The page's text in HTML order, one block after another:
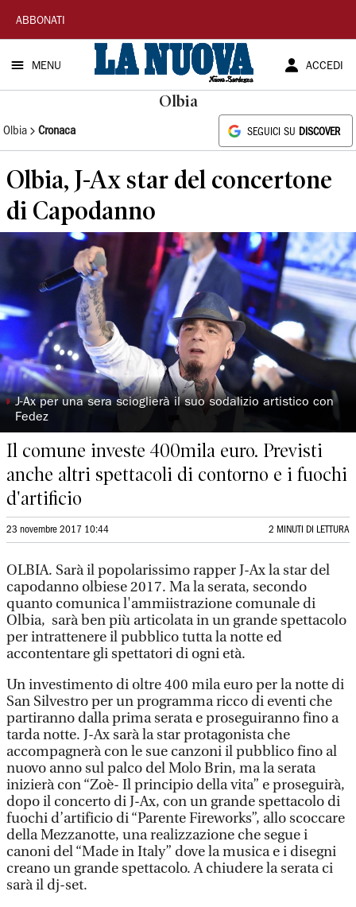
La
Nuova
Sardegna
ABBONATI
MENU ACCEDI
Olbia
Olbia Cronaca SEGUICI SU DISCOVER
Olbia, J-Ax star del concertone
di Capodanno
◗J-Ax per una sera scioglierà il suo sodalizio artistico con
Fedez
Il comune investe 400mila euro. Previsti
anche altri spettacoli di contorno e i fuochi
d'artificio
23 novembre 2017 10:44 2 MINUTI DI LETTURA
OLBIA. Sarà il popolarissimo rapper J-Ax la star del
capodanno olbiese 2017. Ma la serata, secondo
quanto comunica l'ammiistrazione comunale di
Olbia, sarà ben più articolata in un grande spettacolo
per intrattenere il pubblico tutta la notte ed
accontentare gli spettatori di ogni età.
Un investimento di oltre 400 mila euro per la notte di
San Silvestro per un programma ricco di eventi che
partiranno dalla prima serata e proseguiranno fino a
tarda notte. J-Ax sarà la star protagonista che
accompagnerà con le sue canzoni il pubblico fino al
nuovo anno sul palco del Molo Brin, ma la serata
inizierà con “Zoè- Il principio della vita” e proseguirà,
dopo il concerto di J-Ax, con un grande spettacolo di
fuochi d’artificio di “Parente Fireworks”, allo scoccare
della Mezzanotte, una realizzazione che segue i
canoni del “Made in Italy” dove la musica e i disegni
creano un grande spettacolo. A chiudere la serata ci
sarà il dj-set.